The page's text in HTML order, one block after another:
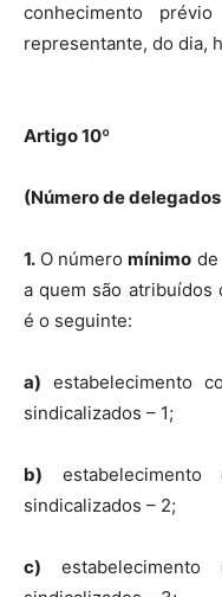
conhecimento
representante, do dia,
Artigo 10º
(Número de
1. O númeromínimo de
a quem são atribuídos
é o seguinte:
a) estabelecimento
sindicalizados – 1;
b) estabelecimento
sindicalizados – 2;
c) estabelecimento